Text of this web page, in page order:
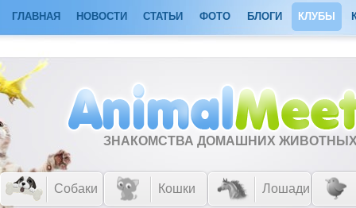
ГЛАВНАЯ НОВОСТИ СТАТЬИ ФОТО БЛОГИ КЛУБЫ
ЗНАКОМСТВА ДОМАШНИХ
Собаки Кошки Лошади